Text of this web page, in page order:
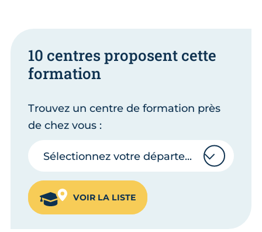
10 centres proposent cette
formation
Trouvez un centre de formation près
de chez vous :
Sélectionnez votre département
Sélectionnez votre département
VOIR LA LISTE